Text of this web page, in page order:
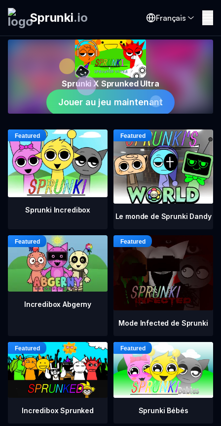
Sprunki.io Français
Sprunki X Sprunked Ultra
Jouer au jeu maintenant
Sprunki Incredibox
Le monde de Sprunki Dandy
Incredibox Abgerny
Mode Infected de Sprunki
Incredibox Sprunked Sprunki Bébés